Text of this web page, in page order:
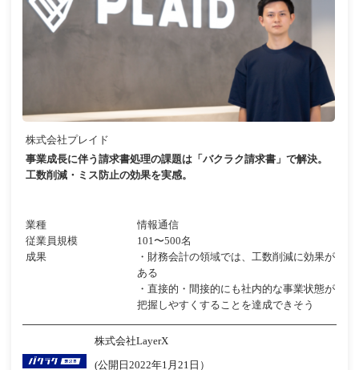
株式会社プレイド
事業成長に伴う請求書処理の課題は「バクラク請求書」で解決。
工数削減・ミス防止の効果を実感。
業種
情報通信
従業員規模
101〜500名
成果
・財務会計の領域では、工数削減に効果が
ある
・直接的・間接的にも社内的な事業状態が
把握しやすくすることを達成できそう
株式会社LayerX
(公開日2022年1月21日）